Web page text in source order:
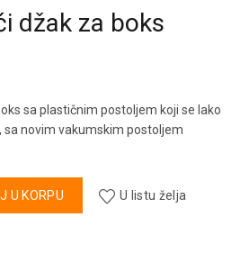
džak za boks
sa plastičnim postoljem koji se lako
sa novim vakumskim postoljem
za boks količina
U KORPU U listu želja